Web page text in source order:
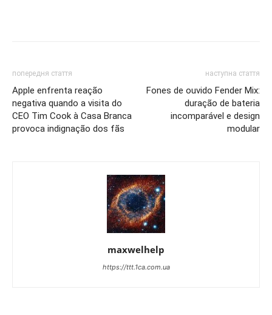
попередня стаття
Apple enfrenta reação
negativa quando a visita do
CEO Tim Cook à Casa Branca
provoca indignação dos fãs
наступна стаття
Fones de ouvido Fender Mix:
duração de bateria
incomparável e design
modular
maxwelhelp
https://ttt.1ca.com.ua